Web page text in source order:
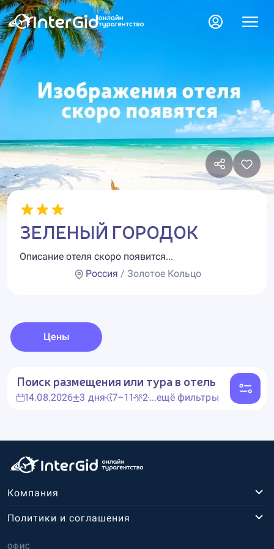
ЗЕЛЕНЫЙ ГОРОДОК
Описание отеля скоро появится...
Россия / Золотое Кольцо
Цены
Поиск размещения или тура в отель
14.08.2026 3 дня 7–11 2...ещё фильтры
Компания
ОФИС
Политики и соглашения